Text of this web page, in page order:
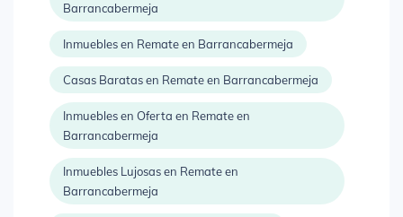
Barrancabermeja
Inmuebles en Remate en Barrancabermeja
Casas Baratas en Remate en Barrancabermeja
Inmuebles en Oferta en Remate en
Barrancabermeja
Inmuebles Lujosas en Remate en
Barrancabermeja